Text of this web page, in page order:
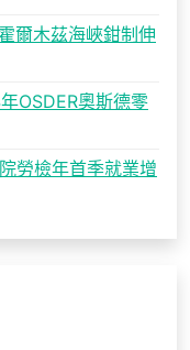
爾木茲海峽鉗制伸
OSDER奧斯德零
勞檢年首季就業增